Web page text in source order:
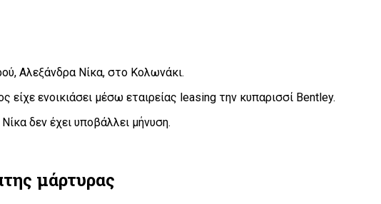
Αλεξάνδρα Νίκα, στο Κολωνάκι.
ενοικιάσει μέσω εταιρείας leasing την κυπαρισσί Bentley.
δεν έχει υποβάλλει μήνυση.
μάρτυρας